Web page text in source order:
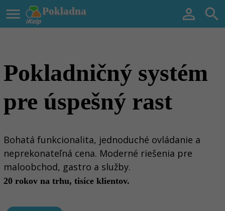
Pokladna
  
Pokladničný systém
pre úspešný rast
Bohatá funkcionalita, jednoduché ovládanie a
neprekonateľná cena. Moderné riešenia pre
maloobchod, gastro a služby.
20 rokov na trhu, tisíce klientov.